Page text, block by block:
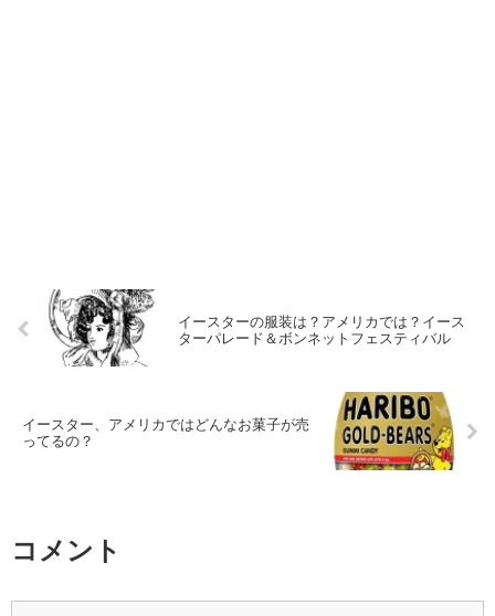
イースターの服装は？アメリカでは？イース
ターパレード＆ボンネットフェスティバル
イースター、アメリカではどんなお菓子が売
ってるの？
コメント